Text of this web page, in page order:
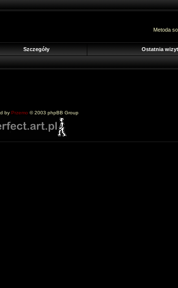
Metoda
Szczegóły Ostatnia
by Przemo © 2003 phpBB Group